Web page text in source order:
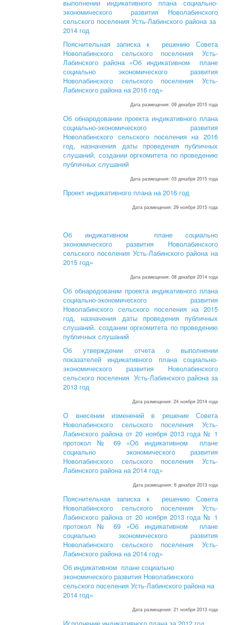
выполнении индикативного плана социально-
экономического развития Новолабинского
сельского поселения Усть-Лабинского района за
2014 год
Пояснительная записка к решению Совета
Новолабинского сельского поселения Усть-
Лабинского района «Об индикативном плане
социально экономического развития
Новолабинского сельского поселения Усть-
Лабинского района на 2016 год»
Дата размещения: 09 декабря 2015 года
Об обнародовании проекта индикативного плана
социально-экономического развития
Новолабинского сельского поселения на 2016
год, назначения даты проведения публичных
слушаний, создании оргкомитета по проведению
публичных слушаний
Дата размещения: 03 декабря 2015 года
Проект индикативного плана на 2016 год
Дата размещения: 29 ноября 2015 года
Об индикативном плане социально
экономического развития Новолабинского
сельского поселения Усть-Лабинского района на
2015 год»
Дата размещения: 08 декабря 2014 года
Об обнародовании проекта индикативного плана
социально-экономического развития
Новолабинского сельского поселения на 2015
год, назначения даты проведения публичных
слушаний, создании оргкомитета по проведению
публичных слушаний
Об утверждении отчета о выполнении
показателей индикативного плана социально-
экономического развития Новолабинского
сельского поселения Усть-Лабинского района за
2013 год
Дата размещения: 24 ноября 2014 года
О внесении изменений в решение Совета
Новолабинского сельского поселения Усть-
Лабинского района от 20 ноября 2013 года № 1
протокол № 69 «Об индикативном плане
социально экономического развития
Новолабинского сельского поселения Усть-
Лабинского района на 2014 год»
Дата размещения: 6 декабря 2013 года
Пояснительная записка к решению Совета
Новолабинского сельского поселения Усть-
Лабинского района от 20 ноября 2013 года № 1
протокол № 69 «Об индикативном плане
социально экономического развития
Новолабинского сельского поселения Усть-
Лабинского района на 2014 год»
Об индикативном плане социально
экономического развития Новолабинского
сельского поселения Усть-Лабинского района на
2014 год»
Дата размещения: 21 ноября 2013 года